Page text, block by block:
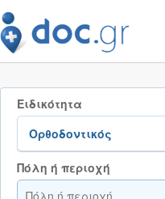
Ειδικότητα
Πόλη ή περιοχή